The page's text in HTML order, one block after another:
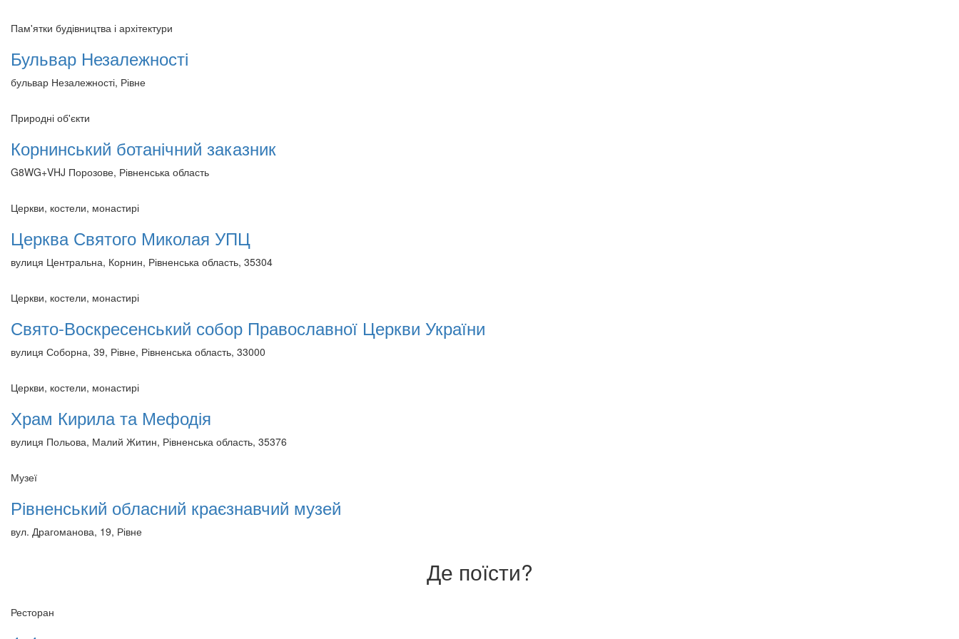
Пам'ятки будівництва і архітектури
Бульвар Незалежності
бульвар Незалежності, Рівне
Природні об'єкти
Корнинський ботанічний заказник
G8WG+VHJ Порозове, Рівненська область
Церкви, костели, монастирі
Церква Святого Миколая УПЦ
вулиця Центральна, Корнин, Рівненська область, 35304
Церкви, костели, монастирі
Свято-Воскресенський собор Православної Церкви України
вулиця Соборна, 39, Рівне, Рівненська область, 33000
Церкви, костели, монастирі
Храм Кирила та Мефодія
вулиця Польова, Малий Житин, Рівненська область, 35376
Музеї
Рівненський обласний краєзнавчий музей
вул. Драгоманова, 19, Рівне
Де поїсти?
Ресторан